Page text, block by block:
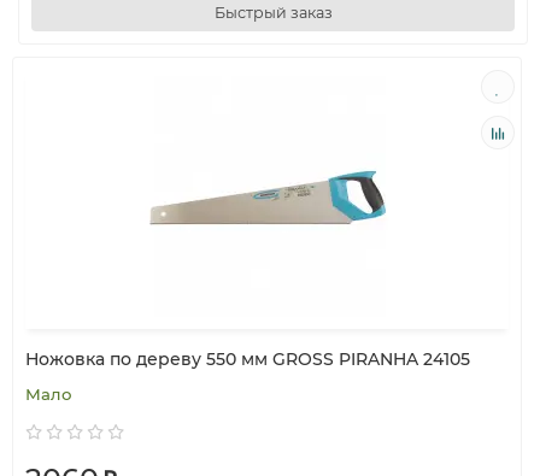
Быстрый заказ
Ножовка по дереву 550 мм GROSS PIRANHA 24105
Мало